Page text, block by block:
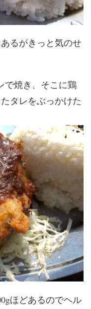
るがきっと気のせ
で焼き、そこに鶏
タレをぶっかけた
ほどあるのでヘル